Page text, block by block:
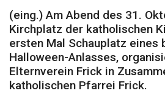
(eing.) Am Abend des 31.
Kirchplatz der katholischen
ersten Mal Schauplatz eines
Halloween-Anlasses,
Elternverein Frick in
katholischen Pfarrei Frick.